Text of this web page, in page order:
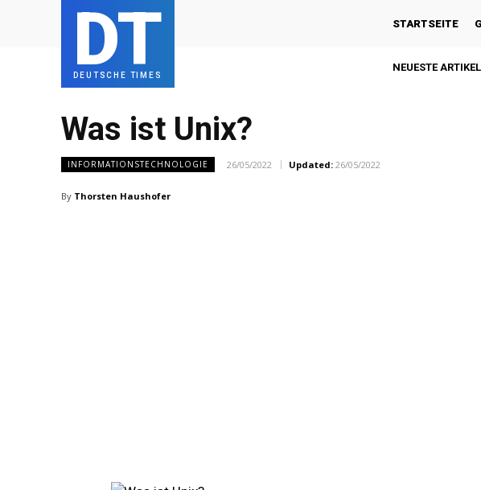
DT
DEUTSCHE TIMES
STARTSEITE
NEUESTE ARTIKEL
Was ist Unix?
INFORMATIONSTECHNOLOGIE 26/05/2022 Updated: 26/05/2022
By Thorsten Haushofer